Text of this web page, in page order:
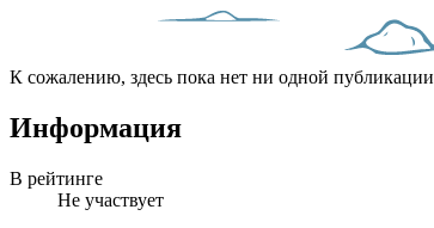
К сожалению, здесь пока нет ни одной публикации
Информация
В рейтинге
Не участвует